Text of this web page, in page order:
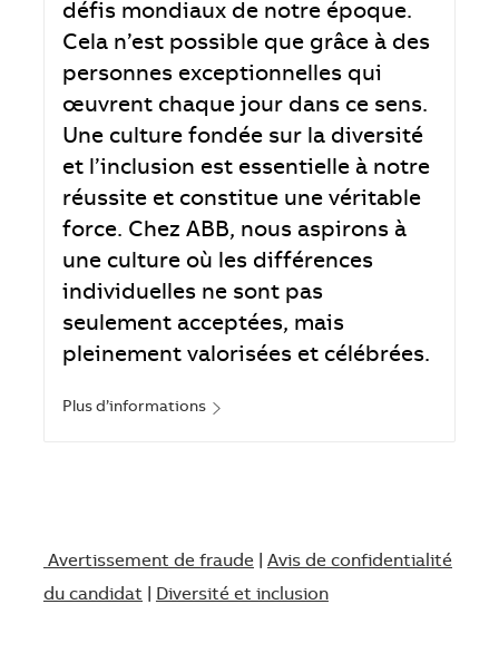
défis mondiaux de notre époque.
Cela n’est possible que grâce à des
personnes exceptionnelles qui
œuvrent chaque jour dans ce sens.
Une culture fondée sur la diversité
et l’inclusion est essentielle à notre
réussite et constitue une véritable
force. Chez ABB, nous aspirons à
une culture où les différences
individuelles ne sont pas
seulement acceptées, mais
pleinement valorisées et célébrées.
Plus d’informations
Avertissement de fraude| Avis de confidentialité
du candidat
Diversité et inclusion